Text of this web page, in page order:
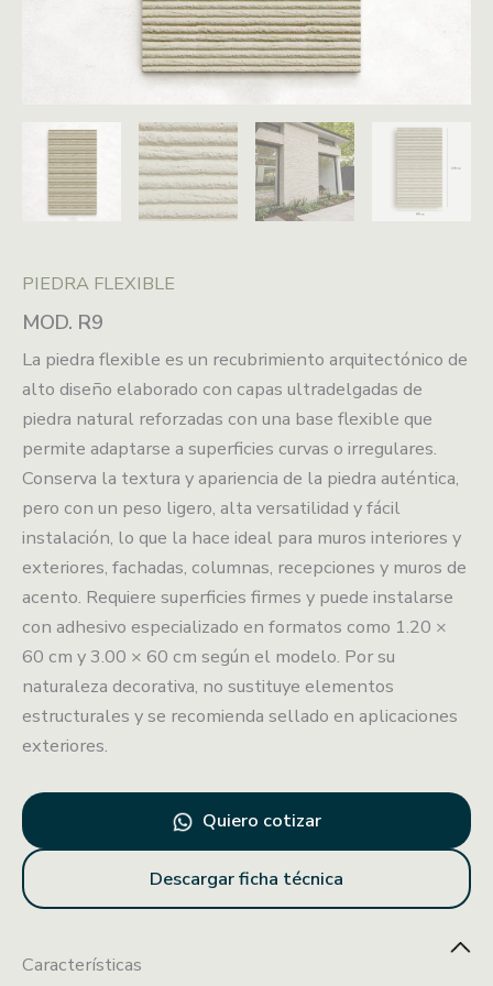
PIEDRA FLEXIBLE
MOD. R9
La piedra flexible es un recubrimiento arquitectónico de
alto diseño elaborado con capas ultradelgadas de
piedra natural reforzadas con una base flexible que
permite adaptarse a superficies curvas o irregulares.
Conserva la textura y apariencia de la piedra auténtica,
pero con un peso ligero, alta versatilidad y fácil
instalación, lo que la hace ideal para muros interiores y
exteriores, fachadas, columnas, recepciones y muros de
acento. Requiere superficies firmes y puede instalarse
con adhesivo especializado en formatos como 1.20 ×
60 cm y 3.00 × 60 cm según el modelo. Por su
naturaleza decorativa, no sustituye elementos
estructurales y se recomienda sellado en aplicaciones
exteriores.
Quiero cotizar
Descargar ficha técnica
Características